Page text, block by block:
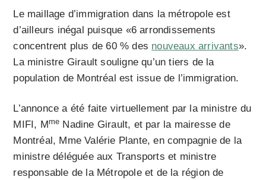
Le maillage d’immigration dans la métropole est
d’ailleurs inégal puisque «6 arrondissements
concentrent plus de 60 % des nouveaux arrivants».
La ministre Girault souligne qu’un tiers de la
population de Montréal est issue de l’immigration.
L’annonce a été faite virtuellement par la ministre du
MIFI, Mme Nadine Girault, et par la mairesse de
Montréal, Mme Valérie Plante, en compagnie de la
ministre déléguée aux Transports et ministre
responsable de la Métropole et de la région de